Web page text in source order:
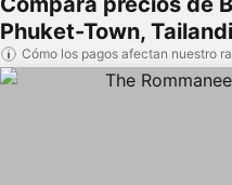
Phuket-Town,
Cómo los pagos afectan nuestro